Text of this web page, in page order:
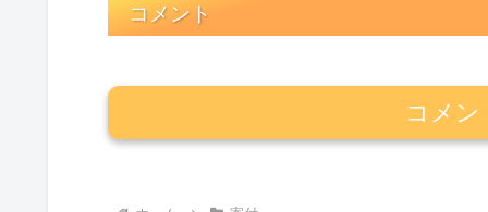
コメント
コメン